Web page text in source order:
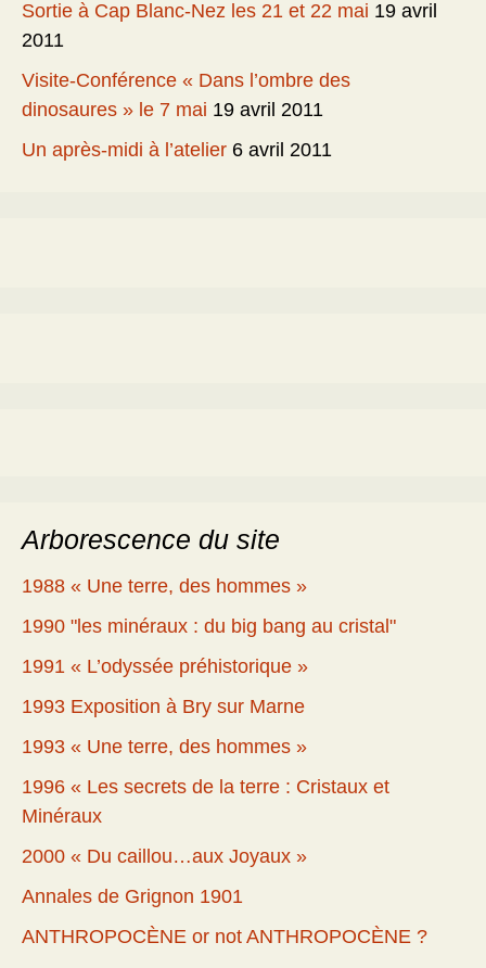
Sortie à Cap Blanc-Nez les 21 et 22 mai 19 avril
2011
Visite-Conférence « Dans l’ombre des
dinosaures » le 7 mai 19 avril 2011
Un après-midi à l’atelier 6 avril 2011
Arborescence du site
1988 « Une terre, des hommes »
1990 "les minéraux : du big bang au cristal"
1991 « L’odyssée préhistorique »
1993 Exposition à Bry sur Marne
1993 « Une terre, des hommes »
1996 « Les secrets de la terre : Cristaux et
Minéraux
2000 « Du caillou…aux Joyaux »
Annales de Grignon 1901
ANTHROPOCÈNE or not ANTHROPOCÈNE ?